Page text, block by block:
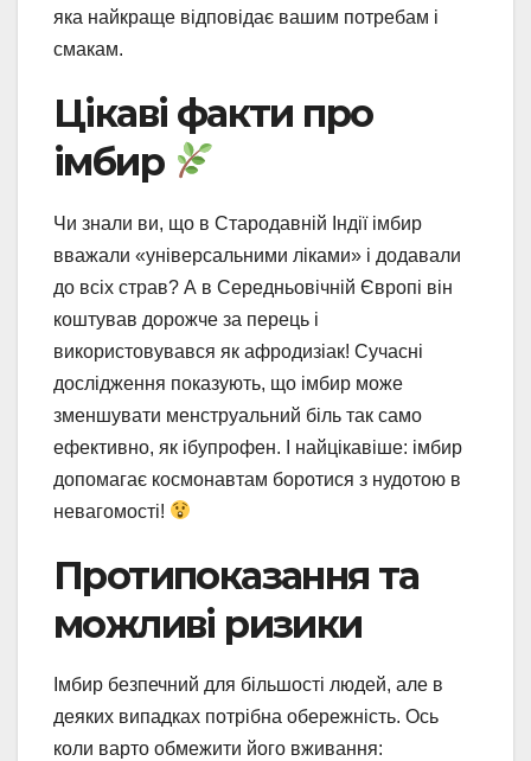
яка найкраще відповідає вашим потребам і
смакам.
Цікаві факти про
імбир
Чи знали ви, що в Стародавній Індії імбир
вважали «універсальними ліками» і додавали
до всіх страв? А в Середньовічній Європі він
коштував дорожче за перець і
використовувався як афродизіак! Сучасні
дослідження показують, що імбир може
зменшувати менструальний біль так само
ефективно, як ібупрофен. І найцікавіше: імбир
допомагає космонавтам боротися з нудотою в
невагомості!
Протипоказання та
можливі ризики
Імбир безпечний для більшості людей, але в
деяких випадках потрібна обережність. Ось
коли варто обмежити його вживання: